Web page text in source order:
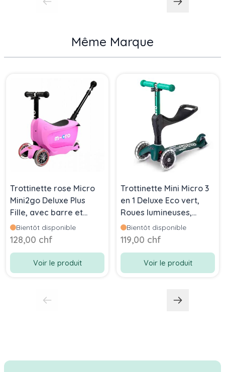
Même Marque
Trottinette rose Micro
Mini2go Deluxe Plus
Fille, avec barre et
espace rangement,
Livraison Gratuite,
Bientôt disponible
128,00 chf
Voir le produit
Trottinette Mini Micro 3
en 1 Deluxe Eco vert,
Roues lumineuses,
Livraison Gratuite
Bientôt disponible
119,00 chf
Voir le produit